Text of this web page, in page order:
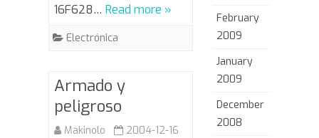
igua
16F628… Read more »
Electrónica
Armado y
peligroso
Makinolo
2004-12-16
February
2009
January
2009
December
2008